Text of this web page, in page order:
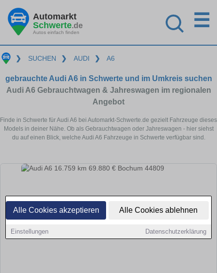
Alle Cookies akzeptieren Alle Cookies ablehnen
Einstellungen Datenschutzerklärung
Automarkt
Schwerte.de
Autos einfach finden
☰
❯ SUCHEN ❯ AUDI ❯ A6
gebrauchte Audi A6 in Schwerte und im Umkreis suchen
Audi A6 Gebrauchtwagen & Jahreswagen im regionalen
Angebot
Finde in Schwerte für Audi A6 bei Automarkt-Schwerte.de gezielt Fahrzeuge dieses
Models in deiner Nähe. Ob als Gebrauchtwagen oder Jahreswagen - hier siehst
du auf einen Blick, welche Audi A6 Fahrzeuge in Schwerte verfügbar sind.